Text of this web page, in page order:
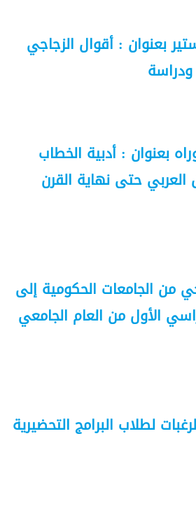
بعنوان : أقوال الزجاجي
بعنوان : أدبية الخطاب
حتى نهاية القرن
من الجامعات الحكومية إلى
الأول من العام الجامعي
لطلاب البرامج التحضيرية